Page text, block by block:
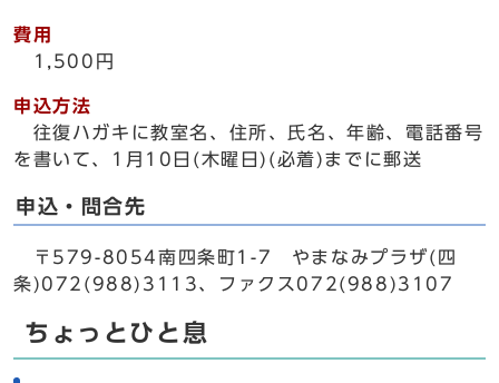
費用
1,500円
申込方法
往復ハガキに教室名、住所、氏名、年齢、電話番号
を書いて、1月10日(木曜日)(必着)までに郵送
申込・問合先
〒579-8054南四条町1-7 やまなみプラザ(四
条)072(988)3113、ファクス072(988)3107
ちょっとひと息